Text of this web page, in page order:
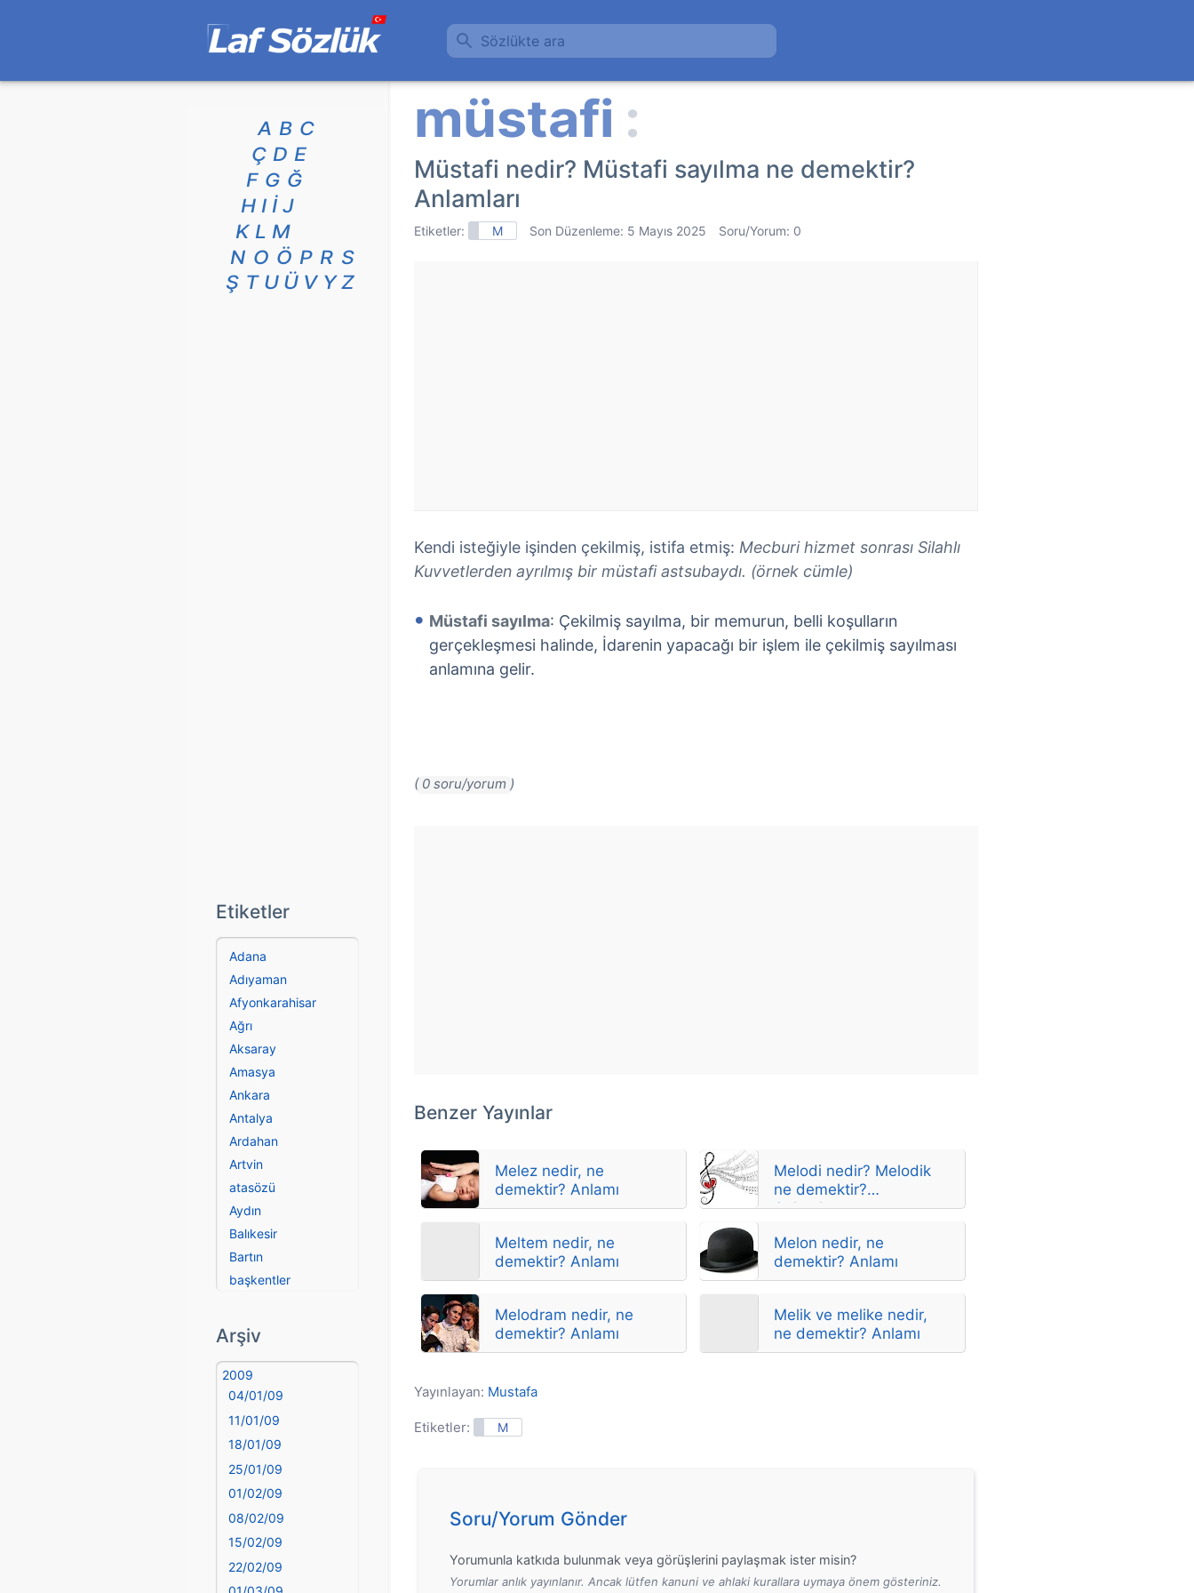
Sözlükte ara
Müstafi nedir? Müstafi sayılma ne demektir?
Anlamları
Etiketler: M Son Düzenleme: 5 Mayıs 2025 Soru/Yorum: 0
Kendi isteğiyle işinden çekilmiş, istifa etmiş: Mecburi hizmet sonrası Silahlı
Kuvvetlerden ayrılmış bir müstafi astsubaydı. (örnek cümle)
Müstafi sayılma: Çekilmiş sayılma, bir memurun, belli koşulların
gerçekleşmesi halinde, İdarenin yapacağı bir işlem ile çekilmiş sayılması
anlamına gelir.
( 0 soru/yorum )
Benzer Yayınlar
Melez nedir, ne
demektir? Anlamı
Melodi nedir? Melodik
ne demektir?
Anlamları
Meltem nedir, ne
demektir? Anlamı
Melon nedir, ne
demektir? Anlamı
Melodram nedir, ne
demektir? Anlamı
Melik ve melike nedir,
ne demektir? Anlamı
Yayınlayan: Mustafa
Etiketler: M
Soru/Yorum Gönder
Yorumunla katkıda bulunmak veya görüşlerini paylaşmak ister misin?
Yorumlar anlık yayınlanır. Ancak lütfen kanuni ve ahlaki kurallara uymaya önem gösteriniz.
A B C
Ç D E
F G Ğ
H I İ J
K L M
N O Ö P R S
Ş T U Ü V Y Z
Etiketler
Adana
Adıyaman
Afyonkarahisar
Ağrı
Aksaray
Amasya
Ankara
Antalya
Ardahan
Artvin
atasözü
Aydın
Balıkesir
Bartın
başkentler
Bayburt
Bilecik
Bingöl
Bitlis
Bolu
Burdur
Bursa
Çanakkale
Çankırı
Çorum
Arşiv
2009
04/01/09
11/01/09
18/01/09
25/01/09
01/02/09
08/02/09
15/02/09
22/02/09